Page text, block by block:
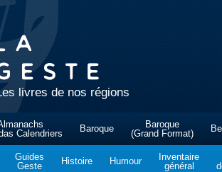
livres de nos régions
Calendriers
Baroque
Baroque
(Grand Format)
Guides
Geste
Histoire Humour
Inventaire
général